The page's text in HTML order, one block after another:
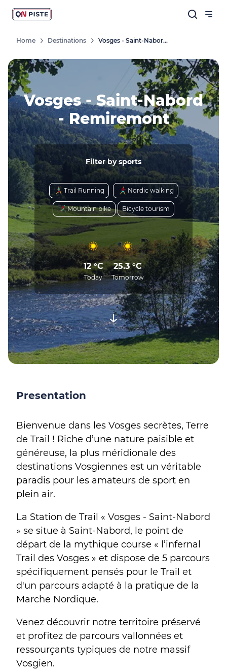
Home Destinations Vosges - Saint-Nabord - Remiremont
Vosges - Saint-Nabord
- Remiremont
Filter by sports
Trail Running Nordic walking
Mountain bike Bicycle tourism
12 °C
Today
25.3 °C
Tomorrow
Presentation
Bienvenue dans les Vosges secrètes, Terre
de Trail ! Riche d’une nature paisible et
généreuse, la plus méridionale des
destinations Vosgiennes est un véritable
paradis pour les amateurs de sport en
plein air.
La Station de Trail « Vosges - Saint-Nabord
» se situe à Saint-Nabord, le point de
départ de la mythique course « l’infernal
Trail des Vosges » et dispose de 5 parcours
spécifiquement pensés pour le Trail et
d'un parcours adapté à la pratique de la
Marche Nordique.
Venez découvrir notre territoire préservé
et profitez de parcours vallonnées et
ressourçants typiques de notre massif
Vosgien.